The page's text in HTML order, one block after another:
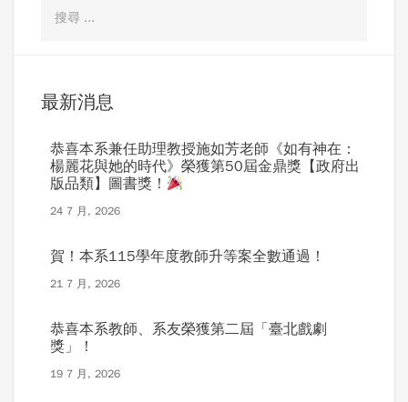
最新消息
恭喜本系兼任助理教授施如芳老師《如有神在：
楊麗花與她的時代》榮獲第50屆金鼎獎【政府出
版品類】圖書獎！
24 7 月, 2026
賀！本系115學年度教師升等案全數通過！
21 7 月, 2026
恭喜本系教師、系友榮獲第二屆「臺北戲劇
獎」！
19 7 月, 2026